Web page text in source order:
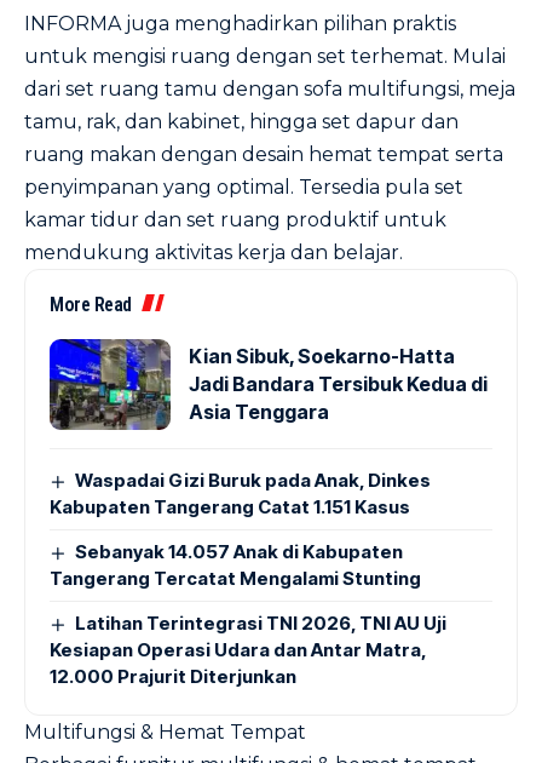
INFORMA juga menghadirkan pilihan praktis
untuk mengisi ruang dengan set terhemat. Mulai
dari set ruang tamu dengan sofa multifungsi, meja
tamu, rak, dan kabinet, hingga set dapur dan
ruang makan dengan desain hemat tempat serta
penyimpanan yang optimal. Tersedia pula set
kamar tidur dan set ruang produktif untuk
mendukung aktivitas kerja dan belajar.
More Read
Kian Sibuk, Soekarno-Hatta
Jadi Bandara Tersibuk Kedua di
Asia Tenggara
Waspadai Gizi Buruk pada Anak, Dinkes
Kabupaten Tangerang Catat 1.151 Kasus
Sebanyak 14.057 Anak di Kabupaten
Tangerang Tercatat Mengalami Stunting
Latihan Terintegrasi TNI 2026, TNI AU Uji
Kesiapan Operasi Udara dan Antar Matra,
12.000 Prajurit Diterjunkan
Multifungsi & Hemat Tempat